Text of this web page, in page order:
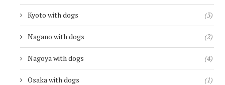
Kyoto with dogs (3)
Nagano with dogs (2)
Nagoya with dogs (4)
Osaka with dogs (1)